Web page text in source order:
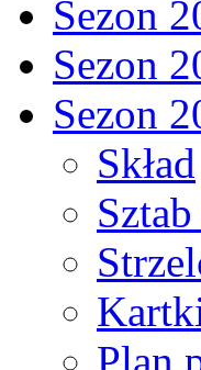
Sezon
Sezon
Sezon
Skład